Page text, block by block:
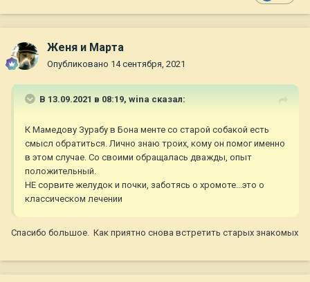
Женя и Марта
Опубликовано 14 сентября, 2021
В 13.09.2021 в 08:19, wina сказал:
К Мамедову Зурабу в Бона менте со старой собакой есть
смысл обратиться. Лично знаю троих, кому он помог именно
в этом случае. Со своими обращалась дважды, опыт
положительный.
НЕ сорвите желудок и почки, заботясь о хромоте...это о
классическом лечении
Спасибо большое. Как приятно снова встретить старых знакомых